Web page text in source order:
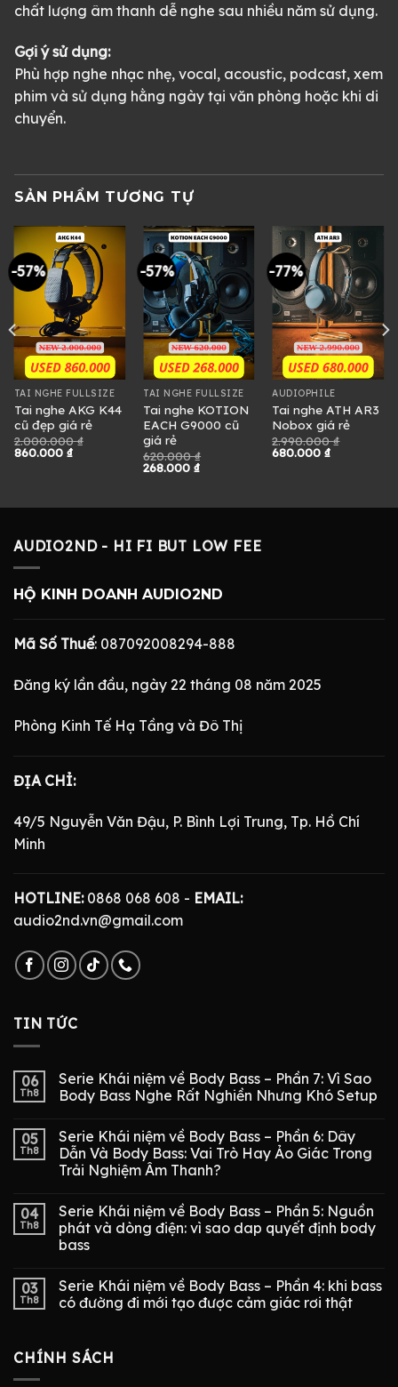
chất lượng âm thanh dễ nghe sau nhiều năm sử dụng.
Gợi ý sử dụng:
Phù hợp nghe nhạc nhẹ, vocal, acoustic, podcast, xem
phim và sử dụng hằng ngày tại văn phòng hoặc khi di
chuyển.
SẢN PHẨM TƯƠNG TỰ
-57%
TAI NGHE FULLSIZE
Tai nghe AKG K44
cũ đẹp giá rẻ
2.000.000₫
Giá
860.000 ₫Giá
-57%
TAI NGHE FULLSIZE
Tai nghe KOTION
EACH G9000 cũ
giá rẻ
620.000₫
Giá
268.000₫Giá
268.000 ₫.
-77%
AUDIOPHILE
Tai nghe ATH AR3
Nobox giá rẻ
2.990.000₫
Giá
680.000₫Giá
AUDIO2ND - HI FI BUT LOW FEE
HỘ KINH DOANH AUDIO2ND
Mã Số Thuế: 087092008294-888
Đăng ký lần đầu, ngày 22 tháng 08 năm 2025
Phòng Kinh Tế Hạ Tầng và Đô Thị
ĐỊA CHỈ:
49/5 Nguyễn Văn Đậu, P. Bình Lợi Trung, Tp. Hồ Chí
Minh
HOTLINE:0868 068 608 - EMAIL:
audio2nd.vn@gmail.com
TIN TỨC
06
Th8
Serie Khái niệm về Body Bass – Phần 7: Vì Sao
Body Bass Nghe Rất Nghiền Nhưng Khó Setup
05
Th8
Serie Khái niệm về Body Bass – Phần 6: Dây
Dẫn Và Body Bass: Vai Trò Hay Ảo Giác Trong
Trải Nghiệm Âm Thanh?
04
Th8
Serie Khái niệm về Body Bass – Phần 5: Nguồn
phát và dòng điện: vì sao dap quyết định body
bass
03
Th8
Serie Khái niệm về Body Bass – Phần 4: khi bass
có đường đi mới tạo được cảm giác rơi thật
CHÍNH SÁCH